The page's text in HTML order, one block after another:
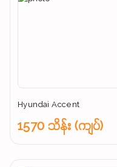
Hyundai Accent
1570 သိန်း (ကျပ်)